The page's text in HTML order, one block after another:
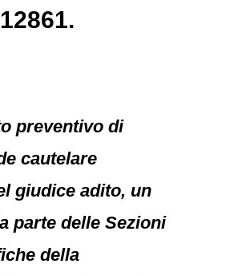
preventivo di
cautelare
giudice adito, un
parte delle Sezioni
della